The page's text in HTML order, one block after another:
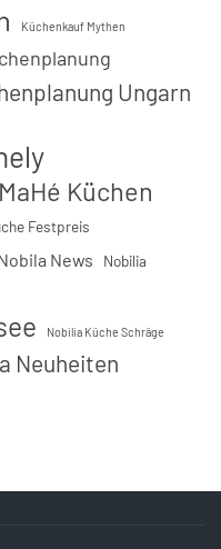
Küchenkauf Mythen
Ungarn
MaHé Küchen
Festpreis
News Nobilia
Nobilia Küche Schräge
Neuheiten